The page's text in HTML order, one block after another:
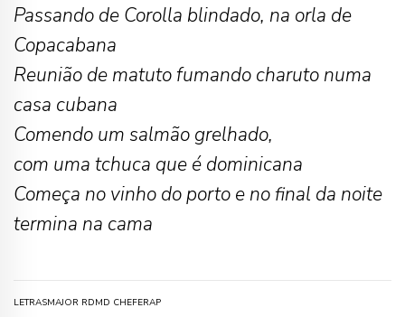
Passando de Corolla blindado, na orla de
Copacabana
Reunião de matuto fumando charuto numa
casa cubana
Comendo um salmão grelhado,
com uma tchuca que é dominicana
Começa no vinho do porto e no final da noite
termina na cama
LETRASMAJOR RDMD CHEFERAP